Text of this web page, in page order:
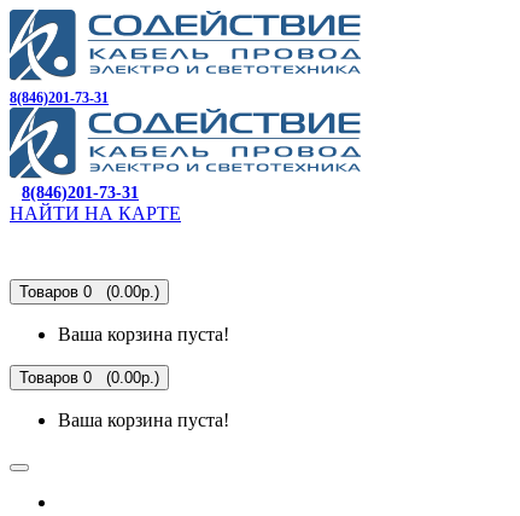
8(846)201-73-31
8(846)201-73-31
НАЙТИ НА КАРТЕ
Товаров 0 (0.00р.)
Ваша корзина пуста!
Товаров 0 (0.00р.)
Ваша корзина пуста!